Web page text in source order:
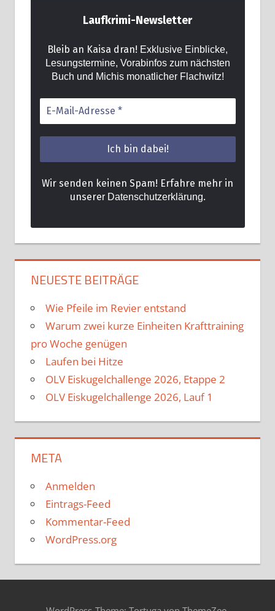
Laufkrimi-Newsletter
Bleib an Kaisa dran! Exklusive Einblicke,
Lesungstermine, Vorabinfos zum nächsten
Buch und Michis monatlicher Flachwitz!
Wir senden keinen Spam! Erfahre mehr in
unserer Datenschutzerklärung.
NEUESTE BEITRÄGE
Wie Pfeile im Revier entstand
Warum zwei kurze Einheiten Krafttraining
pro Woche genügen
Laufen bei Hitze
OLV Eiskugelchallenge 2026, Etappe 2
OLV Eiskugelchallenge 2026, Lauf 1
META
Anmelden
Eintrags-Feed
Kommentar-Feed
WordPress.org